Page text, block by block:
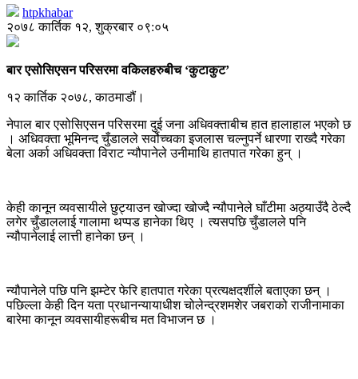
htpkhabar
२०७८ कार्तिक १२, शुक्रबार ०९:०५
बार एसोसिएसन परिसरमा वकिलहरुबीच ‘कुटाकुट’
१२ कार्तिक २०७८, काठमाडौं।
नेपाल बार एसोसिएसन परिसरमा दुई जना अधिवक्ताबीच हात हालाहाल भएको छ
। अधिवक्ता भूमिनन्द चुँडालले सर्वोच्चका इजलास चल्नुपर्ने धारणा राख्दै गरेका
बेला अर्का अधिवक्ता विराट न्यौपानेले उनीमाथि हातपात गरेका हुन् ।
केही कानून व्यवसायीले छुट्याउन खोज्दा खोज्दै न्यौपानेले घाँटीमा अठ्याउँदै ठेल्दै
लगेर चुँडाललाई गालामा थप्पड हानेका थिए । त्यसपछि चुँडालले पनि
न्यौपानेलाई लात्ती हानेका छन् ।
न्यौपानेले पछि पनि झम्टेर फेरि हातपात गरेका प्रत्यक्षदर्शीले बताएका छन् ।
पछिल्ला केही दिन यता प्रधानन्यायाधीश चोलेन्द्रशमशेर जबराको राजीनामाका
बारेमा कानून व्यवसायीहरूबीच मत विभाजन छ ।